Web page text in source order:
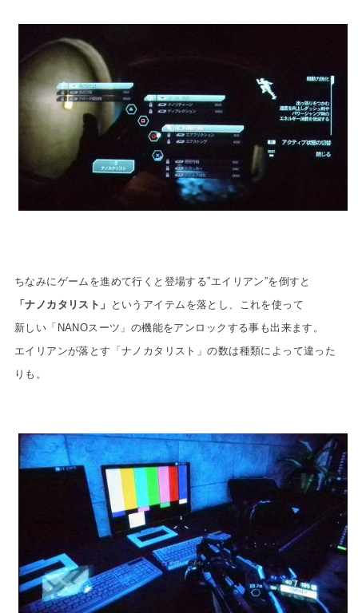
ちなみにゲームを進めて行くと登場する”エイリアン”を倒すと
「ナノカタリスト」
というアイテムを落とし、これを使って
新しい「NANOスーツ」の機能をアンロックする事も出来ます。
エイリアンが落とす「ナノカタリスト」の数は種類によって違った
りも 。